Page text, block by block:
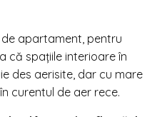
apartament, pentru
că spațiile interioare în
des aerisite, dar cu mare
curentul de aer rece.